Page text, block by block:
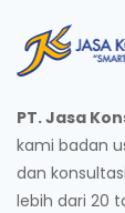
PT. Jasa
kami badan
dan
lebih dari 20